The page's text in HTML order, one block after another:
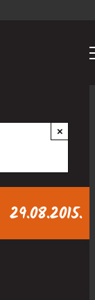
×
29.08.2015.